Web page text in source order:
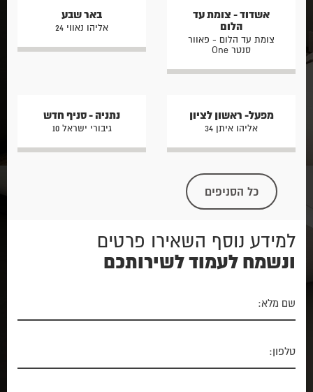
אשדוד - צומת עד
הלום
צומת עד הלום - פאוור
סנטר One
באר שבע
אליהו נאווי 24
מפעל- ראשון לציון
אליהו איתן 34
נתניה - סניף חדש
גיבורי ישראל 10
כל הסניפים
למידע נוסף השאירו פרטים
ונשמח לעמוד לשירותכם